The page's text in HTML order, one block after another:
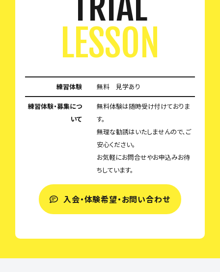
LESSON
練習体験 無料 見学あり
練習体験・募集につ
いて
無料体験は随時受け付けておりま
す。
無理な勧誘はいたしませんので、ご
安心ください。
お気軽にお問合せやお申込みお待
ちしています。
入会・体験希望・お問い合わせ